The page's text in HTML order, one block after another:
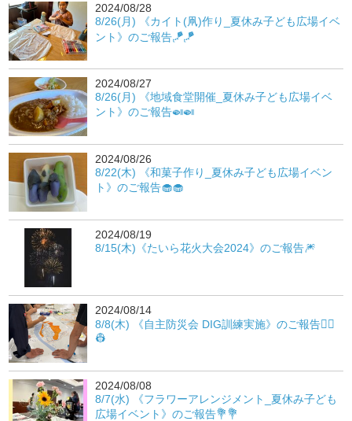
2024/08/28
8/26(月) 《カイト(凧)作り_夏休み子ども広場イベ
ント》のご報告🪁🪁
2024/08/27
8/26(月) 《地域食堂開催_夏休み子ども広場イベ
ント》のご報告🍛🍛
2024/08/26
8/22(木) 《和菓子作り_夏休み子ども広場イベン
ト》のご報告🧁🧁
2024/08/19
8/15(木)《たいら花火大会2024》のご報告🎆
2024/08/14
8/8(木) 《自主防災会 DIG訓練実施》のご報告👷‍♀️
👷
2024/08/08
8/7(水) 《フラワーアレンジメント_夏休み子ども
広場イベント》のご報告💐💐